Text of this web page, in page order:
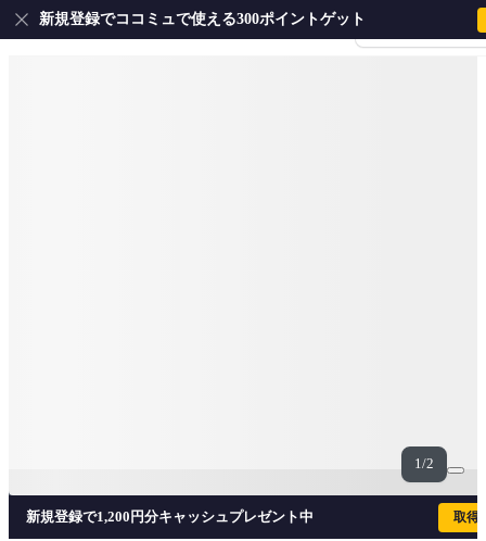
会員登録・ログイ
新規登録でココミュで使える300ポイントゲット
1/2
新規登録で1,200円分キャッシュプレゼント中 取得